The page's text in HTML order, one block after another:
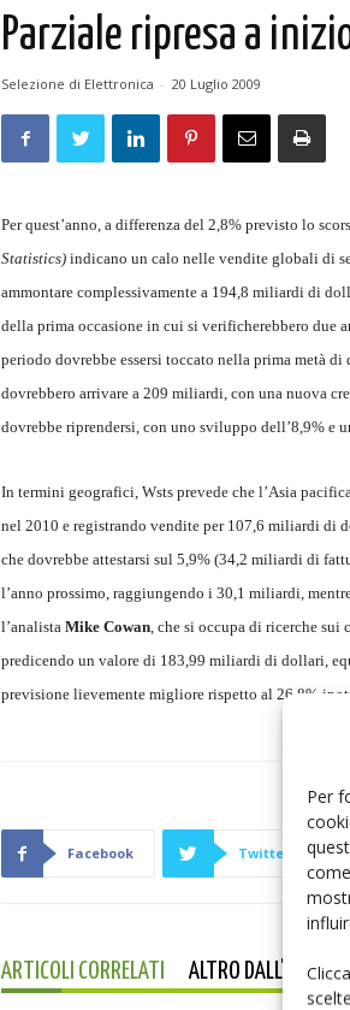
Per
Parziale ripresa a
Selezione di Elettronica - 20 Luglio 2009
Per quest’anno, a differenza del 2,8% previsto lo
Statistics) indicano un calo nelle vendite globali di
ammontare complessivamente a 194,8 miliardi di
della prima occasione in cui si verificherebbero due
periodo dovrebbe essersi toccato nella prima metà di
dovrebbero arrivare a 209 miliardi, con una nuova
dovrebbe riprendersi, con uno sviluppo dell’8,9% e
In termini geografici, Wsts prevede che l’Asia
nel 2010 e registrando vendite per 107,6 miliardi di
che dovrebbe attestarsi sul 5,9% (34,2 miliardi di
l’anno prossimo, raggiungendo i 30,1 miliardi,
l’analista Mike Cowan, che si occupa di ricerche
predicendo un valore di 183,99 miliardi di dollari,
previsione lievemente migliore rispetto al 26,8%
Facebook Twitter
ARTICOLI CORRELATI ALTRO DALL'AUTORE